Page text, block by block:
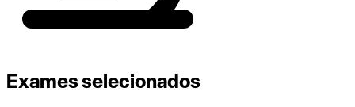
Exames selecionados